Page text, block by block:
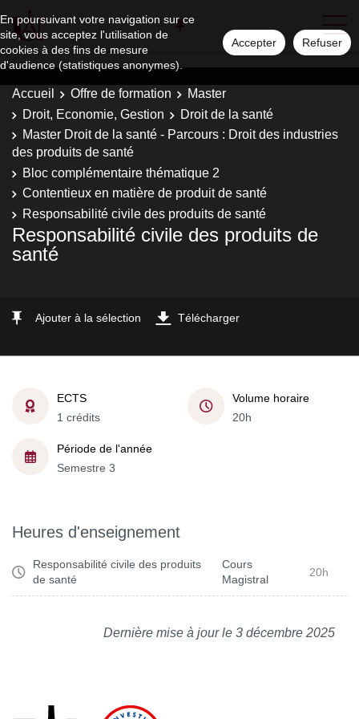
En poursuivant votre navigation sur ce
site, vous acceptez l'utilisation de
cookies à des fins de mesure
d'audience (statistiques anonymes).
Accepter Refuser
Accueil Offre de formation
Master
Droit, Economie, Gestion
Droit de la santé
Master Droit de la santé - Parcours : Droit des industries
des produits de santé
Bloc complémentaire thématique 2
Contentieux en matière de produit de santé
Responsabilité civile des produits de santé
Responsabilité civile des produits de
santé
Ajouter à la sélection Télécharger
ECTS
1 crédits
Volume horaire
20h
Période de l'année
Semestre 3
Heures d'enseignement
Responsabilité civile des produits
de santé
Cours
Magistral
20h
Dernière mise à jour le 3 décembre 2025